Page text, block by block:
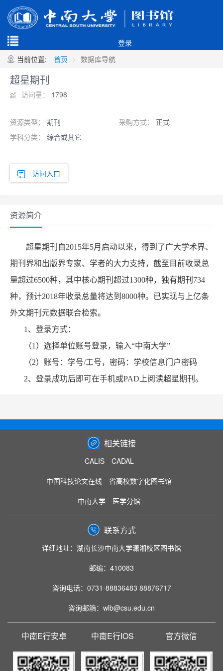
登录
当前位置:
首页 数据库导航
超星期刊
访问量： 1798
资源类型： 期刊 采购方式： 正式
学科分类： 综合或其它
访问入口
资源简介
超星期刊自2015年5月启动以来，得到了广大学术界、
期刊界和出版界专家、学者的大力支持，截至目前收录总
量超过6500种，其中核心期刊超过1300种，独有期刊734
种，预计2018年收录总量将达到8000种。已实现与上亿条
外文期刊元数据联合检索。
1、登录方式：
（1）选择单位账号登录，输入“中南大学”
（2）账号：学号/工号，密码：学校信息门户密码
2、登录成功后即可在手机或PAD上阅读超星期刊。
相关链接
CALIS
CADAL
中国科技论文在线
省高校数字化图书馆
中南大学
医学分馆
联系方式
详细地址：湖南长沙中南大学潇湘校区图书馆
邮编：410083
咨询电话：0731-88836483 88876717
咨询邮箱：wlb@csu.edu.cn
官方微信
中南E行IOS
中南E行安卓